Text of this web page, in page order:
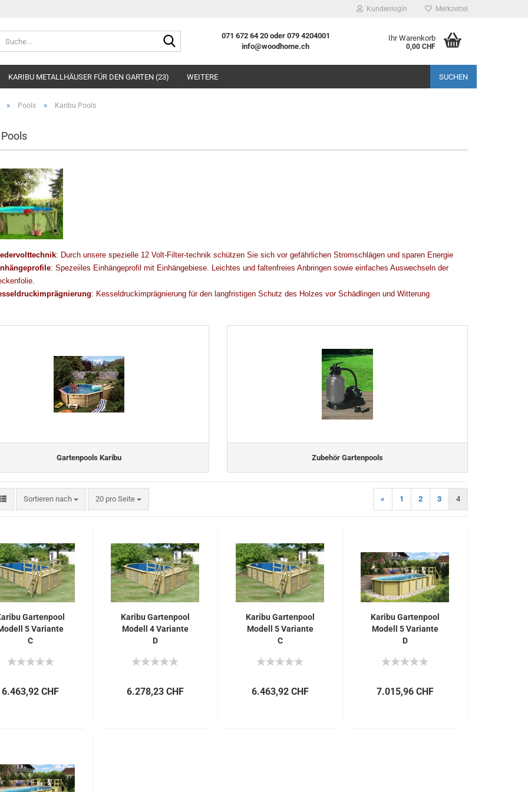
Kundenlogin Merkzettel
071 672 64 20 oder 079 4204001
info@woodhome.ch
Ihr Warenkorb
0,00 CHF
KARIBU METALLHÄUSER FÜR DEN GARTEN (23) SUCHEN
WEITERE
» Pools » Karibu Pools
: Durch unsere spezielle 12 Volt-Filter-technik schützen Sie sich vor gefährlichen Stromschlägen und sparen Energie
: Spezeiiles Einhängeprofil mit Einhängebiese. Leichtes und faltenfreies Anbringen sowie einfaches Auswechseln der
: Kesseldruckimprägnierung für den langfristigen Schutz des Holzes vor Schädlingen und Witterung
Gartenpools Karibu Zubehör Gartenpools
Sortieren nach
Sortieren nach 20 pro Seite
pro Seite « 1 2 3 4
Gartenpool
5 Variante
C
6.463,92 CHF
Karibu Gartenpool
Modell 4 Variante
D
6.278,23 CHF
Karibu Gartenpool
Modell 5 Variante
C
6.463,92 CHF
Karibu Gartenpool
Modell 5 Variante
D
7.015,96 CHF